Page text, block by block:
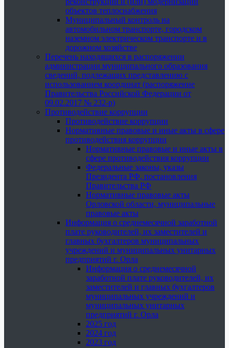
объектов теплоснабжения
Муниципальный контроль на
автомобильном транспорте, городском
наземном электрическом транспорте и в
дорожном хозяйстве
Перечень находящихся в распоряжении
администрации муниципального образования
сведений, подлежащих представлению с
использованием координат (распоряжение
Правительства Российской Федерации от
09.02.2017 № 232-р)
Противодействие коррупции
Противодействие коррупции
Нормативные правовые и иные акты в сфере
противодействия коррупции
Нормативные правовые и иные акты в
сфере противодействия коррупции
Федеральные законы, указы
Президента РФ, постановления
Правительства РФ
Нормативные правовые акты
Орловской области, муниципальные
правовые акты
Информация о среднемесячной заработной
плате руководителей, их заместителей и
главных бухгалтеров муниципальных
учреждений и муниципальных унитарных
предприятий г. Орла
Информация о среднемесячной
заработной плате руководителей, их
заместителей и главных бухгалтеров
муниципальных учреждений и
муниципальных унитарных
предприятий г. Орла
2025 год
2024 год
2023 год